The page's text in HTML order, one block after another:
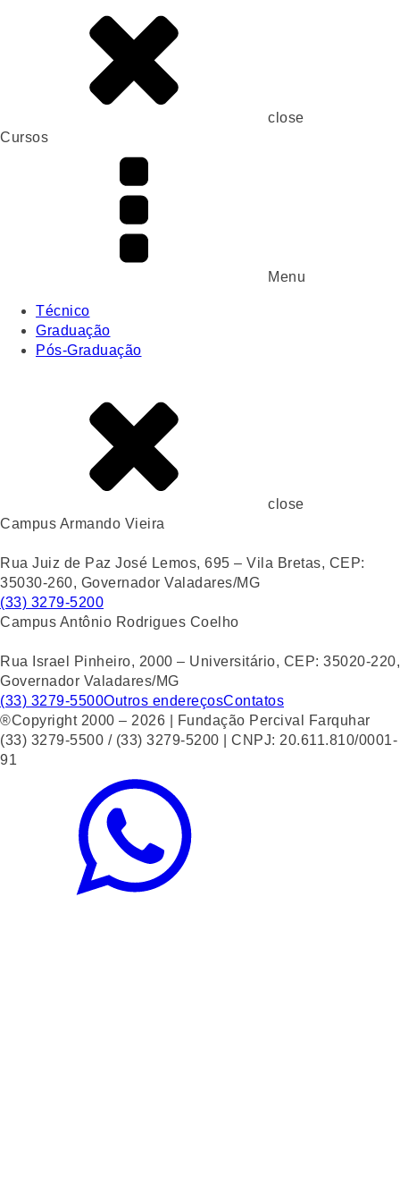
close
Cursos
Menu
Técnico
Graduação
Pós-Graduação
close
Campus Armando Vieira
Rua Juiz de Paz José Lemos, 695 – Vila Bretas, CEP:
35030-260, Governador Valadares/MG
(33) 3279-5200
Campus Antônio Rodrigues Coelho
Rua Israel Pinheiro, 2000 – Universitário, CEP: 35020-220,
Governador Valadares/MG
(33) 3279-5500Outros endereçosContatos
®Copyright 2000 – 2026 | Fundação Percival Farquhar
(33) 3279-5500 / (33) 3279-5200 | CNPJ: 20.611.810/0001-
91